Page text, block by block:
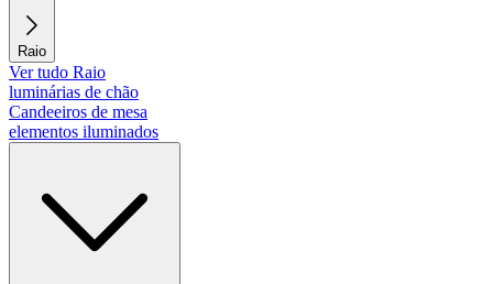
Raio
Ver tudo Raio
luminárias de chão
Candeeiros de mesa
elementos iluminados